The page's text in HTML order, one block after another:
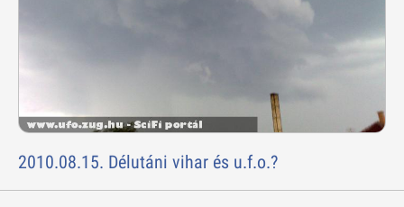
2010.08.15. Délutáni vihar és u.f.o.?